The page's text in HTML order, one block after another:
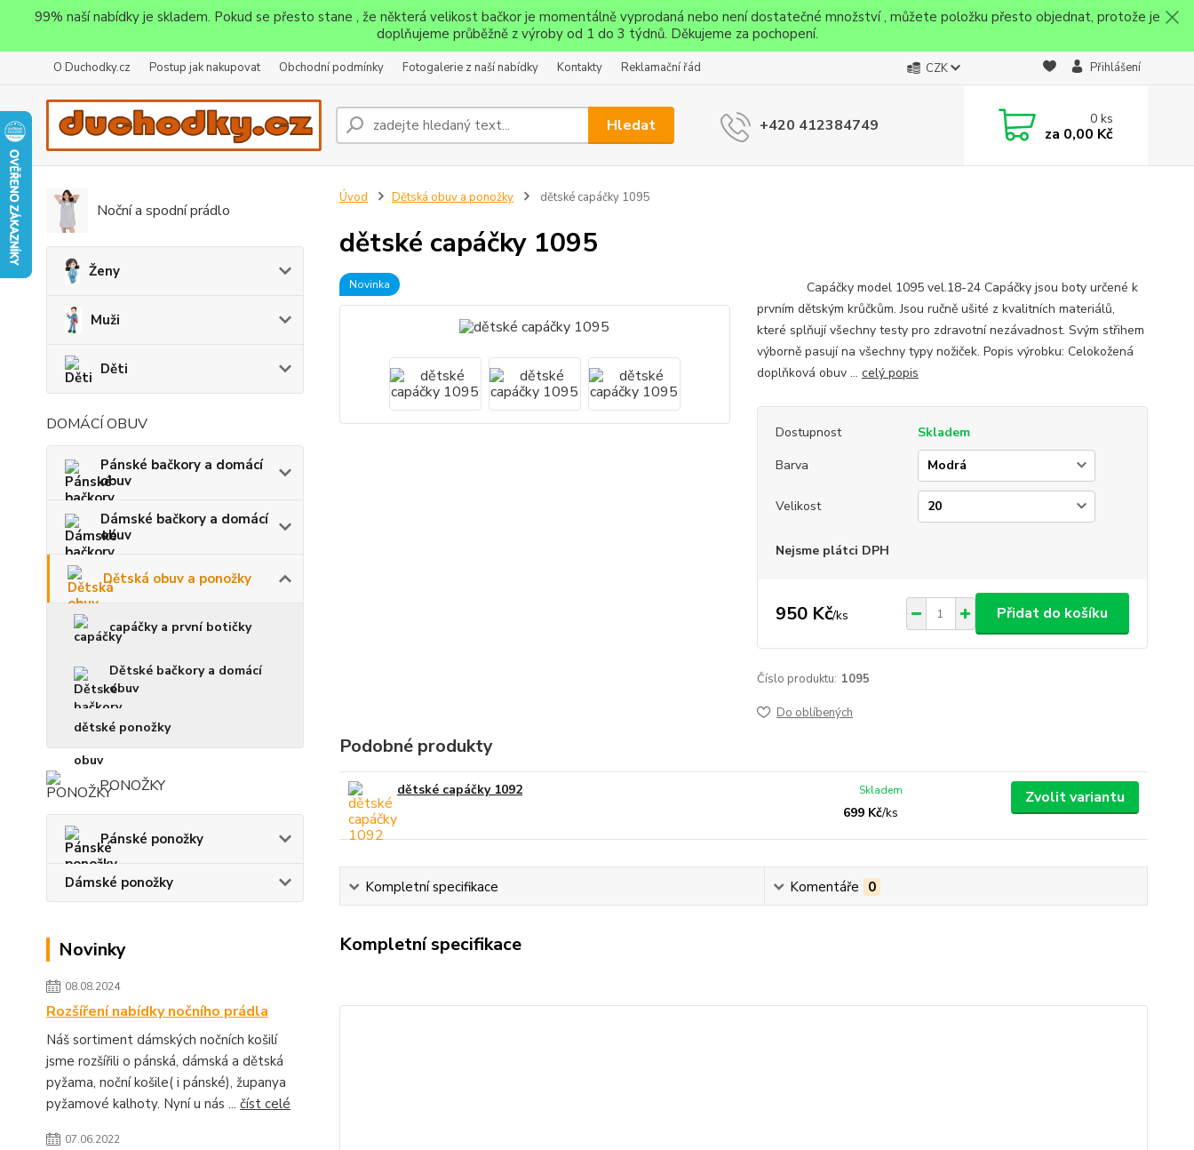
99% naší nabídky je skladem. Pokud se přesto stane , že některá velikost bačkor je momentálně vyprodaná nebo není dostatečné množství , můžete položku přesto objednat, protože je
doplňujeme průběžně z výroby od 1 do 3 týdnů. Děkujeme za pochopení.
O Duchodky.cz Postup jak nakupovat Obchodní podmínky Fotogalerie z naší nabídky Kontakty Reklamační řád CZK Přihlášení
Hledat +420 412384749 0ks
za 0,00 Kč
Noční a spodní prádlo
Ženy
Muži
Děti
DOMÁCÍ OBUV
Pánské bačkory a domácí
obuv
Dámské bačkory a domácí
obuv
Dětská obuv a ponožky
capáčky a první botičky
Dětské bačkory a domácí
obuv
dětské ponožky
PONOŽKY
Pánské ponožky
Dámské ponožky
Novinky
08.08.2024
Rozšíření nabídky nočního prádla
Náš sortiment dámských nočních košilí
jsme rozšířili o pánská, dámská a dětská
pyžama, noční košile( i pánské), županya
pyžamové kalhoty. Nyní u nás ... číst celé
07.06.2022
Úvod Dětská obuv a ponožky dětské capáčky 1095
dětské capáčky 1095
Novinka
Capáčky model 1095 vel.18-24 Capáčky jsou boty určené k
prvním dětským krůčkům. Jsou ručně ušité z kvalitních materiálů,
které splňují všechny testy pro zdravotní nezávadnost. Svým střihem
výborně pasují na všechny typy nožiček. Popis výrobku: Celokožená
doplňková obuv ... celý popis
Dostupnost
Skladem
Barva
Velikost
Nejsme plátci DPH
950 Kč/ks Přidat do košíku
Číslo produktu: 1095
Do oblíbených
Podobné produkty
dětské capáčky 1092
699 Kč/ks
Skladem Zvolit variantu
Kompletní specifikace Komentáře 0
Kompletní specifikace